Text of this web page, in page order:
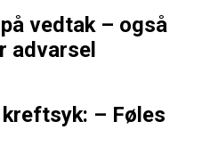
vedtak – også
advarsel
– Føles